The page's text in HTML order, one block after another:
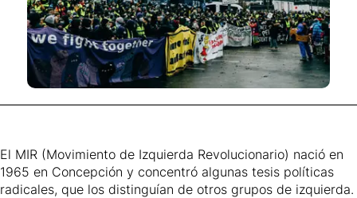
El MIR (Movimiento de Izquierda Revolucionario) nació en
1965 en Concepción y concentró algunas tesis políticas
radicales, que los distinguían de otros grupos de izquierda.